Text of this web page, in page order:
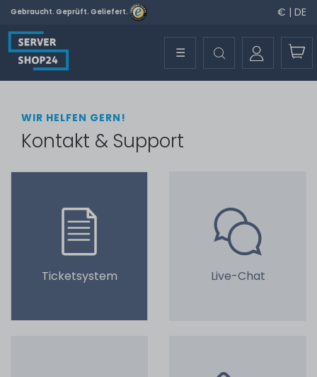
Gebraucht. Geprüft. Geliefert. € | DE
☰
WIR HELFEN GERN!
Kontakt & Support
Ticketsystem Live-Chat